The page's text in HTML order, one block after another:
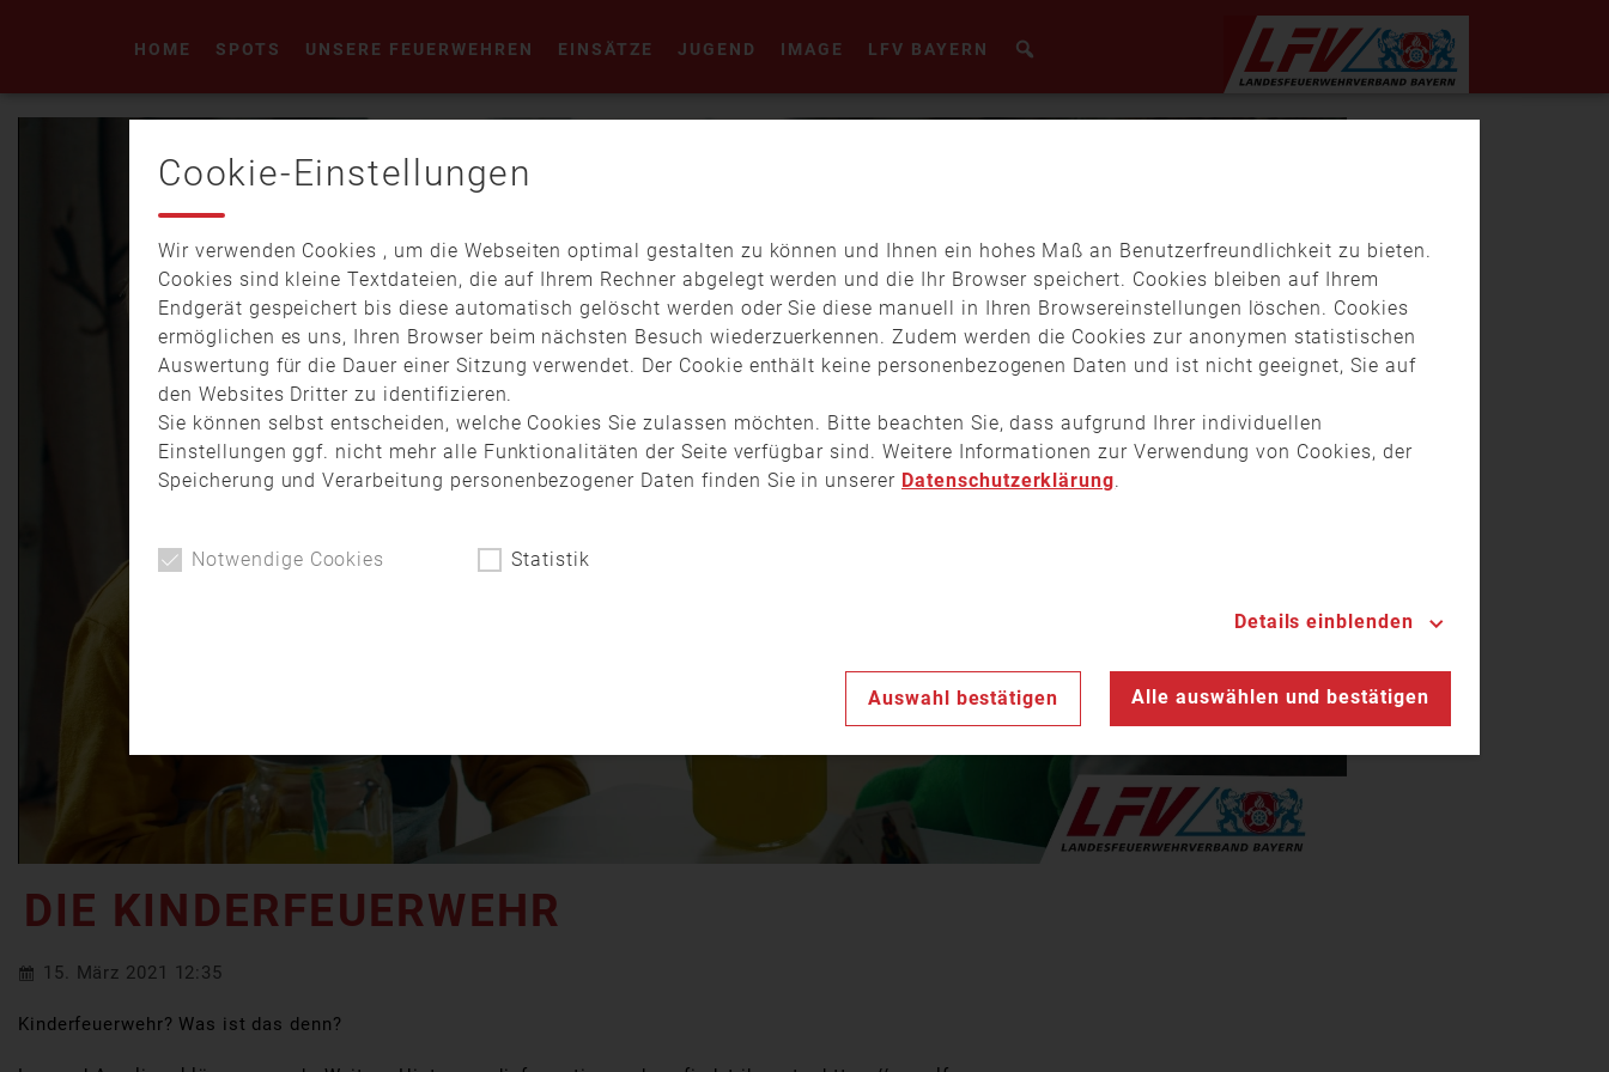
HOME SPOTS UNSERE FEUERWEHREN EINSÄTZE JUGEND IMAGE LFV BAYERN
abspielen
DIE KINDERFEUERWEHR
15. März 2021 12:35
Kinderfeuerwehr? Was ist das denn?
Cookie-Einstellungen
Wir verwenden Cookies , um die Webseiten optimal gestalten zu können und Ihnen ein hohes Maß an Benutzerfreundlichkeit zu bieten.
Cookies sind kleine Textdateien, die auf Ihrem Rechner abgelegt werden und die Ihr Browser speichert. Cookies bleiben auf Ihrem
Endgerät gespeichert bis diese automatisch gelöscht werden oder Sie diese manuell in Ihren Browsereinstellungen löschen. Cookies
ermöglichen es uns, Ihren Browser beim nächsten Besuch wiederzuerkennen. Zudem werden die Cookies zur anonymen statistischen
Auswertung für die Dauer einer Sitzung verwendet. Der Cookie enthält keine personenbezogenen Daten und ist nicht geeignet, Sie auf
den Websites Dritter zu identifizieren.
Sie können selbst entscheiden, welche Cookies Sie zulassen möchten. Bitte beachten Sie, dass aufgrund Ihrer individuellen
Einstellungen ggf. nicht mehr alle Funktionalitäten der Seite verfügbar sind. Weitere Informationen zur Verwendung von Cookies, der
Speicherung und Verarbeitung personenbezogener Daten finden Sie in unserer Datenschutzerklärung.
Notwendige Cookies Statistik
Details einblenden
Auswahl bestätigen Alle auswählen und bestätigen